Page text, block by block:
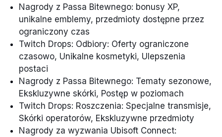
Nagrody z Passa Bitewnego: bonusy XP,
unikalne emblemy, przedmioty dostępne przez
ograniczony czas
Twitch Drops: Odbiory: Oferty ograniczone
czasowo, Unikalne kosmetyki, Ulepszenia
postaci
Nagrody z Passa Bitewnego: Tematy sezonowe,
Ekskluzywne skórki, Postęp w poziomach
Twitch Drops: Roszczenia: Specjalne transmisje,
Skórki operatorów, Ekskluzywne przedmioty
Nagrody za wyzwania Ubisoft Connect: